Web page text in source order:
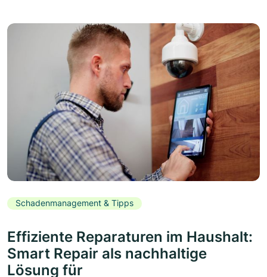
Schadenmanagement & Tipps
Effiziente Reparaturen im Haushalt:
Smart Repair als nachhaltige
Lösung für